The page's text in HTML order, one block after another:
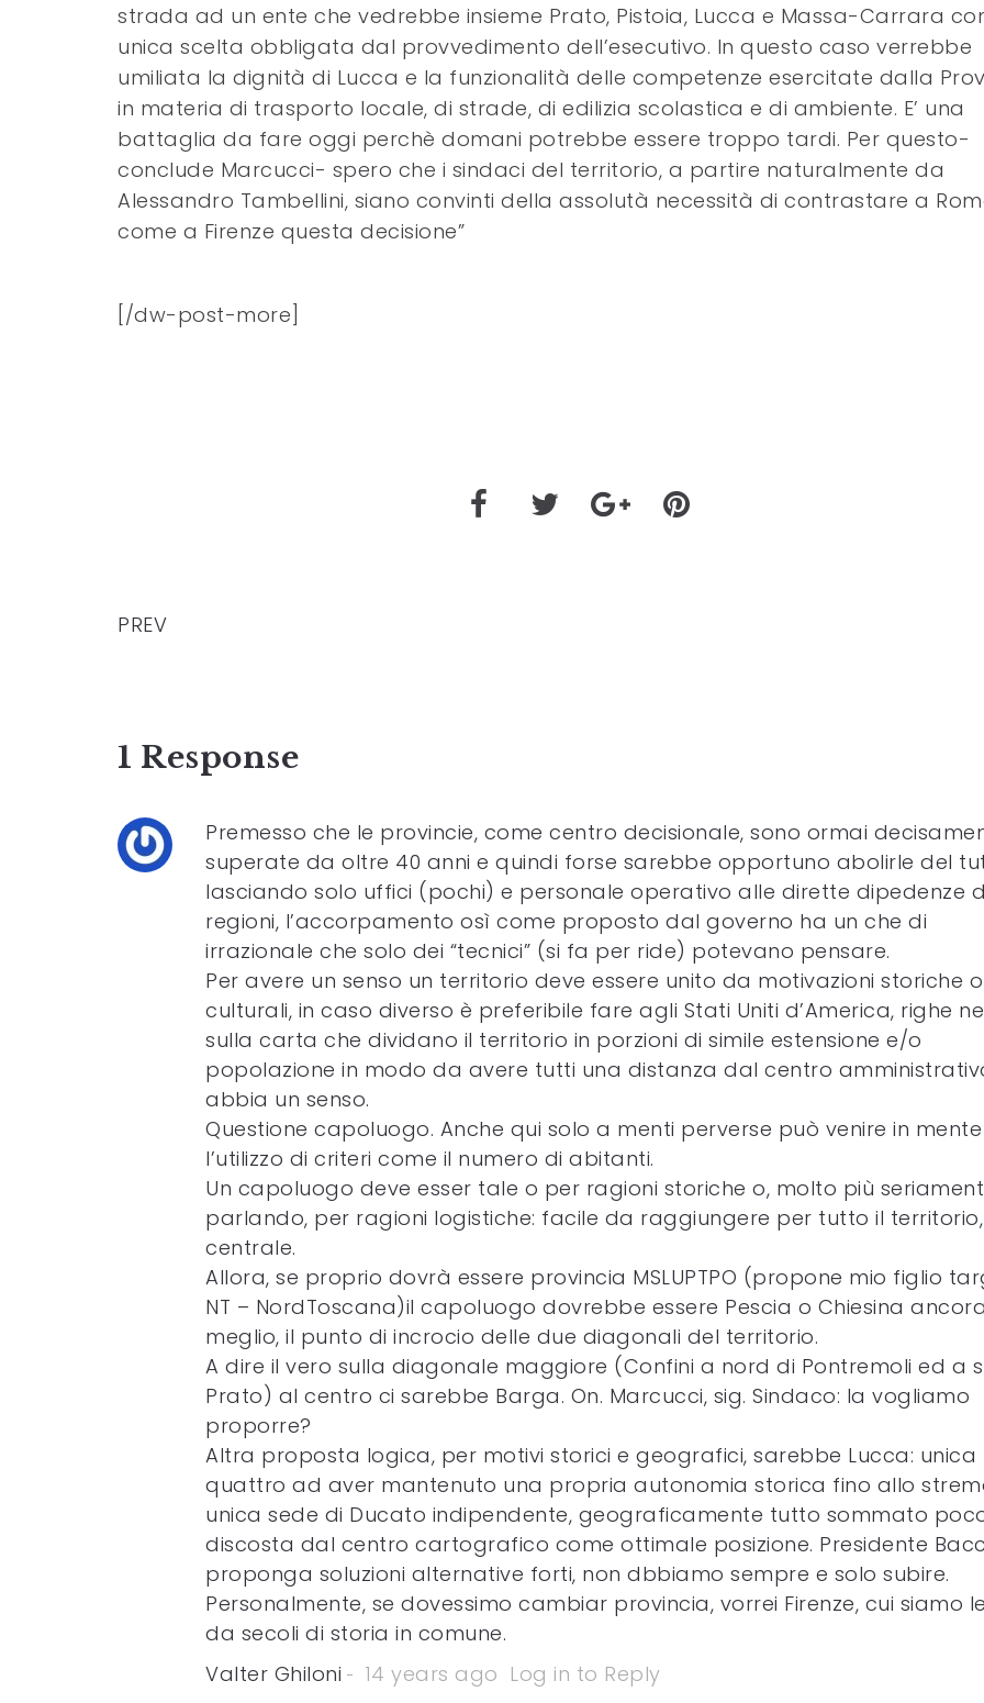
strada ad un ente che vedrebbe insieme Prato, Pistoia, Lucca e Massa-Carrara
unica scelta obbligata dal provvedimento dell’esecutivo. In questo caso verrebbe
umiliata la dignità di Lucca e la funzionalità delle competenze esercitate dalla
in materia di trasporto locale, di strade, di edilizia scolastica e di ambiente. E’ una
battaglia da fare oggi perchè domani potrebbe essere troppo tardi. Per questo-
conclude Marcucci- spero che i sindaci del territorio, a partire naturalmente da
Alessandro Tambellini, siano convinti della assolutà necessità di contrastare a
come a Firenze questa decisione”
[/dw-post-more]
PREV
1 Response
Premesso che le provincie, come centro decisionale, sono ormai
superate da oltre 40 anni e quindi forse sarebbe opportuno abolirle del
lasciando solo uffici (pochi) e personale operativo alle dirette dipedenze
regioni, l’accorpamento osì come proposto dal governo ha un che di
irrazionale che solo dei “tecnici” (si fa per ride) potevano pensare.
Per avere un senso un territorio deve essere unito da motivazioni storiche o
culturali, in caso diverso è preferibile fare agli Stati Uniti d’America, righe
sulla carta che dividano il territorio in porzioni di simile estensione e/o
popolazione in modo da avere tutti una distanza dal centro
abbia un senso.
Questione capoluogo. Anche qui solo a menti perverse può venire in mente
l’utilizzo di criteri come il numero di abitanti.
Un capoluogo deve esser tale o per ragioni storiche o, molto più
parlando, per ragioni logistiche: facile da raggiungere per tutto il territorio,
centrale.
Allora, se proprio dovrà essere provincia MSLUPTPO (propone mio figlio
NT – NordToscana)il capoluogo dovrebbe essere Pescia o Chiesina
meglio, il punto di incrocio delle due diagonali del territorio.
A dire il vero sulla diagonale maggiore (Confini a nord di Pontremoli ed a
Prato) al centro ci sarebbe Barga. On. Marcucci, sig. Sindaco: la vogliamo
proporre?
Altra proposta logica, per motivi storici e geografici, sarebbe Lucca: unica
quattro ad aver mantenuto una propria autonomia storica fino allo
unica sede di Ducato indipendente, geograficamente tutto sommato
discosta dal centro cartografico come ottimale posizione. Presidente
proponga soluzioni alternative forti, non dbbiamo sempre e solo subire.
Personalmente, se dovessimo cambiar provincia, vorrei Firenze, cui siamo
da secoli di storia in comune.
Valter Ghiloni
14 years ago Log in to Reply